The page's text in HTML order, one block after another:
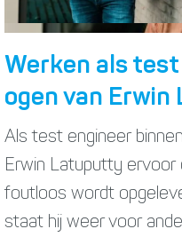
Werken als
ogen van
Als test engineer
Erwin Latuputty
foutloos wordt
staat hij weer voor